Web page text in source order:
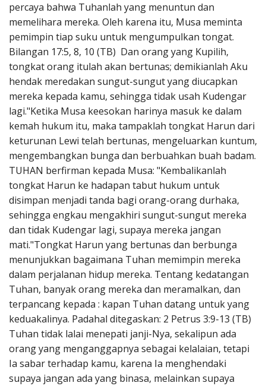
percaya bahwa Tuhanlah yang menuntun dan
memelihara mereka. Oleh karena itu, Musa meminta
pemimpin tiap suku untuk mengumpulkan tongat.
Bilangan 17:5, 8, 10 (TB) Dan orang yang Kupilih,
tongkat orang itulah akan bertunas; demikianlah Aku
hendak meredakan sungut-sungut yang diucapkan
mereka kepada kamu, sehingga tidak usah Kudengar
lagi."Ketika Musa keesokan harinya masuk ke dalam
kemah hukum itu, maka tampaklah tongkat Harun dari
keturunan Lewi telah bertunas, mengeluarkan kuntum,
mengembangkan bunga dan berbuahkan buah badam.
TUHAN berfirman kepada Musa: "Kembalikanlah
tongkat Harun ke hadapan tabut hukum untuk
disimpan menjadi tanda bagi orang-orang durhaka,
sehingga engkau mengakhiri sungut-sungut mereka
dan tidak Kudengar lagi, supaya mereka jangan
mati."Tongkat Harun yang bertunas dan berbunga
menunjukkan bagaimana Tuhan memimpin mereka
dalam perjalanan hidup mereka. Tentang kedatangan
Tuhan, banyak orang mereka dan meramalkan, dan
terpancang kepada : kapan Tuhan datang untuk yang
keduakalinya. Padahal ditegaskan: 2 Petrus 3:9-13 (TB)
Tuhan tidak lalai menepati janji-Nya, sekalipun ada
orang yang menganggapnya sebagai kelalaian, tetapi
Ia sabar terhadap kamu, karena Ia menghendaki
supaya jangan ada yang binasa, melainkan supaya